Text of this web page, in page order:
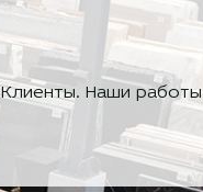
Клиенты. Наши работы